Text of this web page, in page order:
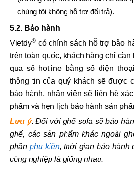
chúng tôi không hỗ trợ đổi trả).
5.2. Bảo hành
Vietdy® có chính sách hỗ trợ bảo
trên toàn quốc, khách hàng chỉ
qua số hotline bằng số điện
thông tin của quý khách sẽ được
bảo hành, nhân viên sẽ liên hệ
phẩm và hẹn lịch bảo hành sản
Lưu ý: Đối với ghế sofa sẽ bảo
ghế, các sản phẩm khác ngoài
phần phụ kiện, thời gian bảo hành
công nghiệp là giống nhau.